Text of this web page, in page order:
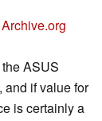
Archive.org
ASUS
and if value for
is certainly a